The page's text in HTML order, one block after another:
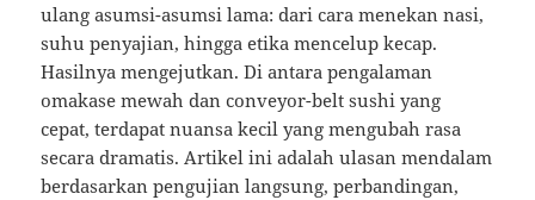
ulang asumsi-asumsi lama: dari cara menekan nasi,
suhu penyajian, hingga etika mencelup kecap.
Hasilnya mengejutkan. Di antara pengalaman
omakase mewah dan conveyor-belt sushi yang
cepat, terdapat nuansa kecil yang mengubah rasa
secara dramatis. Artikel ini adalah ulasan mendalam
berdasarkan pengujian langsung, perbandingan,